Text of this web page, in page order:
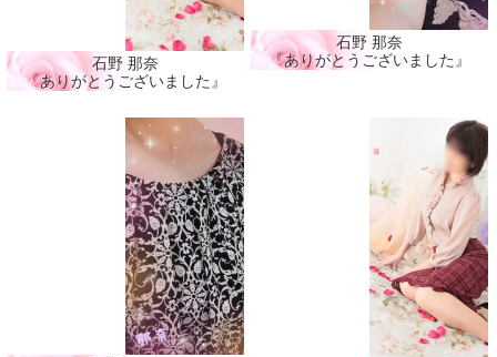
石野 那奈
『ありがとうございました』
石野 那奈
『ありがとうございました』